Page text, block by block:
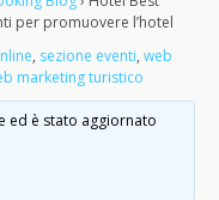
per promuovere l’hotel
, sezione eventi, web
marketing turistico
ed è stato aggiornato